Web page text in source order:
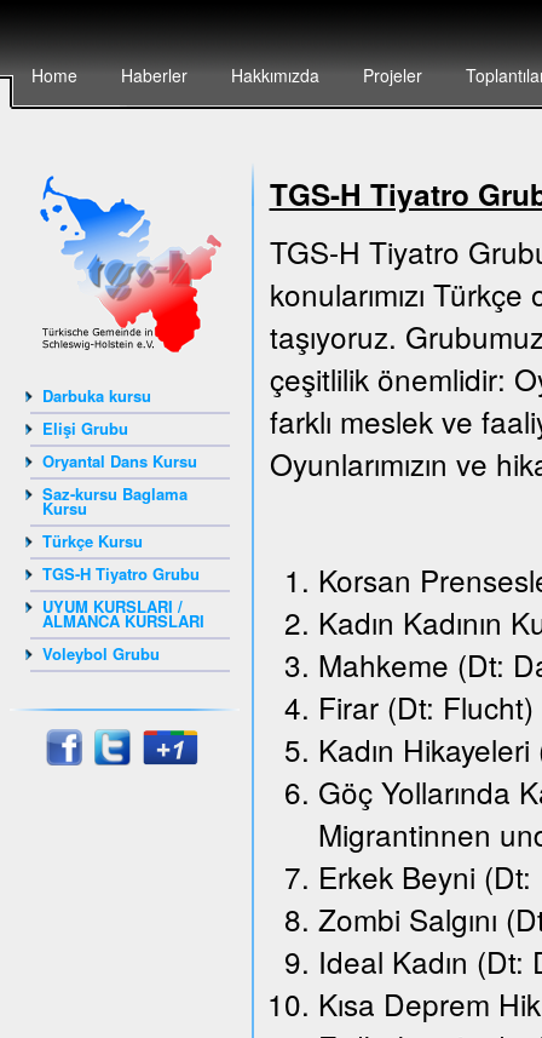
Home Haberler Hakkımızda Projeler
Darbuka kursu
Elişi Grubu
Oryantal Dans Kursu
Saz-kursu Baglama
Kursu
Türkçe Kursu
TGS-H Tiyatro Grubu
UYUM KURSLARI /
ALMANCA KURSLARI
Voleybol Grubu
TGS-H Tiyatro
TGS-H Tiyatro
konularımızı
taşıyoruz.
çeşitlilik önemlidir:
farklı meslek ve
Oyunlarımızın ve
Korsan
Kadın Kadının
Mahkeme (Dt:
Firar (Dt: Flucht)
Kadın
Göç Yollarında
Migrantinnen
Erkek Beyni
Zombi Salgını
Ideal Kadın
Kısa Deprem